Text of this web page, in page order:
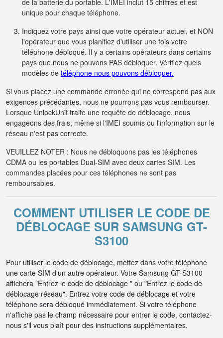
de la batterie du portable. L'IMEI inclut 15 chiffres et est
unique pour chaque téléphone.
Indiquez votre pays ainsi que votre opérateur actuel, et NON
l'opérateur que vous planifiez d'utiliser une fois votre
téléphone débloqué. Il y a certains opérateurs dans certains
pays que nous ne pouvons PAS débloquer. Vérifiez quels
modèles de téléphone nous pouvons débloquer.
Si vous placez une commande erronée qui ne correspond pas aux
exigences précédantes, nous ne pourrons pas vous rembourser.
Lorsque UnlockUnit traite une requête de déblocage, nous
engageons des frais, même si l'IMEI soumis ou l'information sur le
réseau n'est pas correcte.
VEUILLEZ NOTER : Nous ne débloquons pas les téléphones
CDMA ou les portables Dual-SIM avec deux cartes SIM. Les
commandes placées pour ces téléphones ne sont pas
remboursables.
COMMENT UTILISER LE CODE DE
DÉBLOCAGE SUR SAMSUNG GT-
S3100
Pour utiliser le code de déblocage, mettez dans votre téléphone
une carte SIM d'un autre opérateur. Votre Samsung GT-S3100
affichera "Entrez le code de déblocage " ou "Entrez le code de
déblocage réseau". Entrez votre code de déblocage et votre
téléphone sera débloqué immédiatement. Si votre téléphone
n'affiche pas le champ nécessaire pour entrer le code, contactez-
nous s'il vous plaît pour des instructions supplémentaires.